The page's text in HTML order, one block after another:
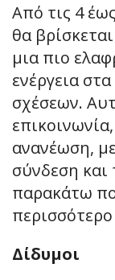
Από τις 4
θα
μια πιο
ενέργεια
σχέσεων.
ανανέωση,
σύνδεση και
παρακάτω
Δίδυμοι